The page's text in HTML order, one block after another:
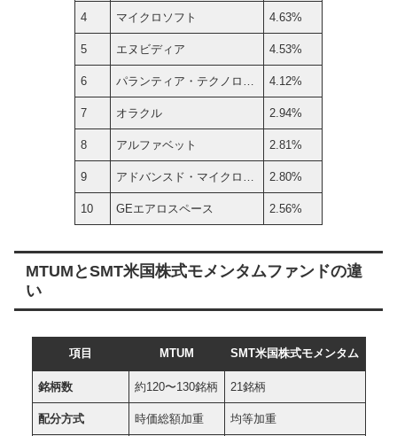
4 マイクロソフト 4.63%
5 エヌビディア 4.53%
6 パランティア・テクノロ… 4.12%
7 オラクル 2.94%
8 アルファベット 2.81%
9 アドバンスド・マイクロ… 2.80%
10 GEエアロスペース 2.56%
MTUMとSMT米国株式モメンタムファンドの違
い
項目 MTUM SMT米国株式モメンタム
銘柄数 約120〜130銘柄 21銘柄
配分方式 時価総額加重 均等加重